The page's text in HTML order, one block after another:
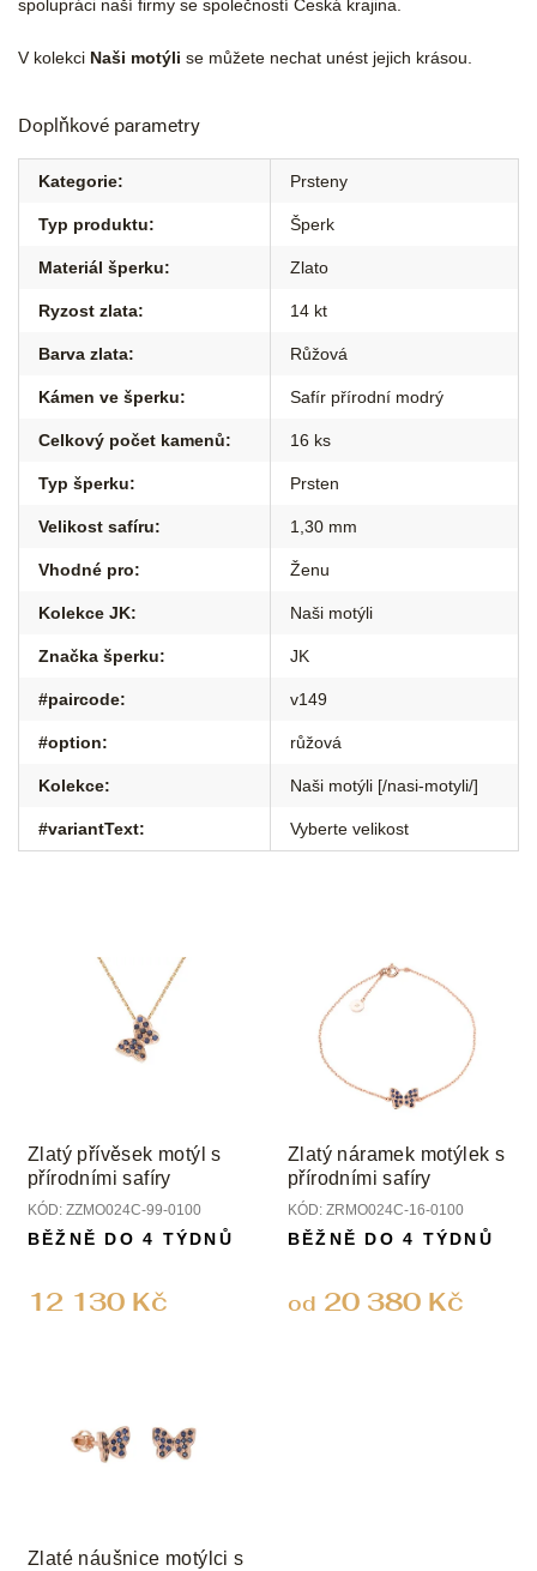
spolupráci naší firmy se společností Česká krajina.
V kolekci Naši motýli se můžete nechat unést jejich krásou.
Doplňkové parametry
Kategorie: Prsteny
Typ produktu: Šperk
Materiál šperku: Zlato
Ryzost zlata: 14 kt
Barva zlata: Růžová
Kámen ve šperku: Safír přírodní modrý
Celkový počet kamenů: 16 ks
Typ šperku: Prsten
Velikost safíru: 1,30 mm
Vhodné pro: Ženu
Kolekce JK: Naši motýli
Značka šperku: JK
#paircode: v149
#option: růžová
Kolekce: Naši motýli [/nasi-motyli/]
#variantText: Vyberte velikost
Zlatý přívěsek motýl s
přírodními safíry
KÓD: ZZMO024C-99-0100
12 130 Kč
BĚŽNĚ DO 4 TÝDNŮ
Zlatý náramek motýlek s
přírodními safíry
KÓD: ZRMO024C-16-0100
od 20 380 Kč
BĚŽNĚ DO 4 TÝDNŮ
Zlaté náušnice motýlci s